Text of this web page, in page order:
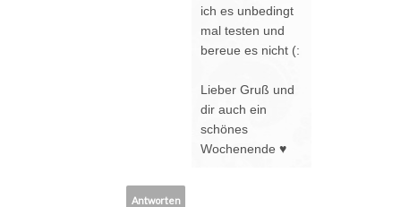
ich es unbedingt
mal testen und
bereue es nicht (:
Lieber Gruß und
dir auch ein
schönes
Wochenende ♥
Antworten